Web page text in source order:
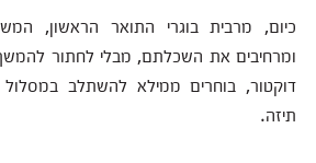
כיום, מרבית בוגרי התואר הראשון,
ומרחיבים את השכלתם, מבלי לחתור
דוקטור, בוחרים ממילא להשתלב במסלול
תיזה.